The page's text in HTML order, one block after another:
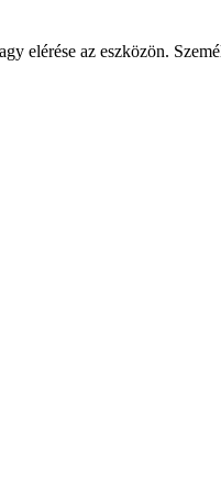
elérése az eszközön.